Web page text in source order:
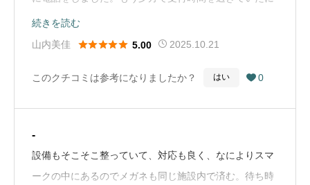
もかかわらず、とても快く受け入れてくださり、大変あ
りがたいと思いました。緊急手術にも対応しているとの
（Google Mapから引用）
続きを読む
山内美佳
 5.00 2025.10.21
このクチコミは参考になりましたか？ はい  0
-
設備もそこそこ整っていて、対応も良く、なによりスマ
ークの中にあるのでメガネも同じ施設内で済む。待ち時